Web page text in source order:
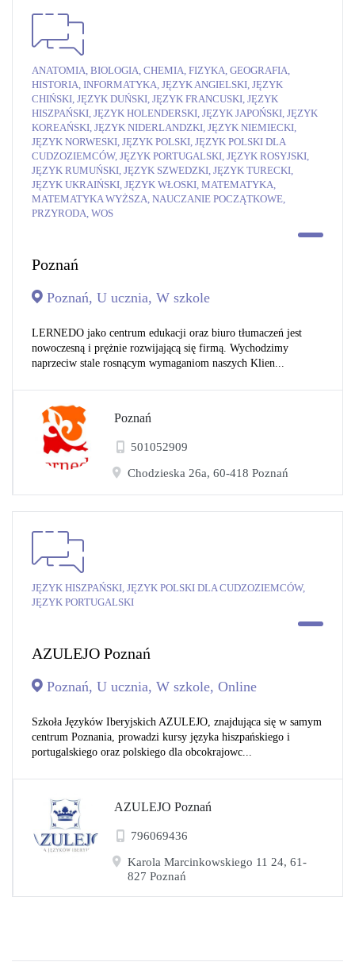
ANATOMIA, BIOLOGIA, CHEMIA, FIZYKA, GEOGRAFIA,
HISTORIA, INFORMATYKA, JĘZYK ANGIELSKI, JĘZYK
CHIŃSKI, JĘZYK DUŃSKI, JĘZYK FRANCUSKI, JĘZYK
HISZPAŃSKI, JĘZYK HOLENDERSKI, JĘZYK JAPOŃSKI, JĘZYK
KOREAŃSKI, JĘZYK NIDERLANDZKI, JĘZYK NIEMIECKI,
JĘZYK NORWESKI, JĘZYK POLSKI, JĘZYK POLSKI DLA
CUDZOZIEMCÓW, JĘZYK PORTUGALSKI, JĘZYK ROSYJSKI,
JĘZYK RUMUŃSKI, JĘZYK SZWEDZKI, JĘZYK TURECKI,
JĘZYK UKRAIŃSKI, JĘZYK WŁOSKI, MATEMATYKA,
MATEMATYKA WYŻSZA, NAUCZANIE POCZĄTKOWE,
PRZYRODA, WOS
Poznań
Poznań, U ucznia, W szkole
LERNEDO jako centrum edukacji oraz biuro tłumaczeń jest
nowoczesną i prężnie rozwijającą się firmą. Wychodzimy
naprzeciw stale rosnącym wymaganiom naszych Klien...
Poznań
501052909
Chodzieska 26a, 60-418 Poznań
JĘZYK HISZPAŃSKI, JĘZYK POLSKI DLA CUDZOZIEMCÓW,
JĘZYK PORTUGALSKI
AZULEJO Poznań
Poznań, U ucznia, W szkole, Online
Szkoła Języków Iberyjskich AZULEJO, znajdująca się w samym
centrum Poznania, prowadzi kursy języka hiszpańskiego i
portugalskiego oraz polskiego dla obcokrajowc...
AZULEJO Poznań
796069436
Karola Marcinkowskiego 11 24, 61-
827 Poznań